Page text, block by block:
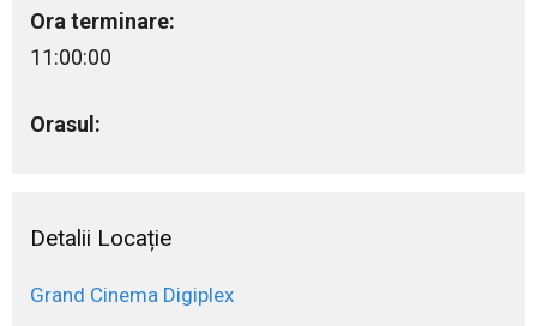
Ora terminare:
11:00:00
Orasul:
Detalii Locație
Grand Cinema Digiplex